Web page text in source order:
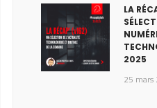
LA
2025
25 mars